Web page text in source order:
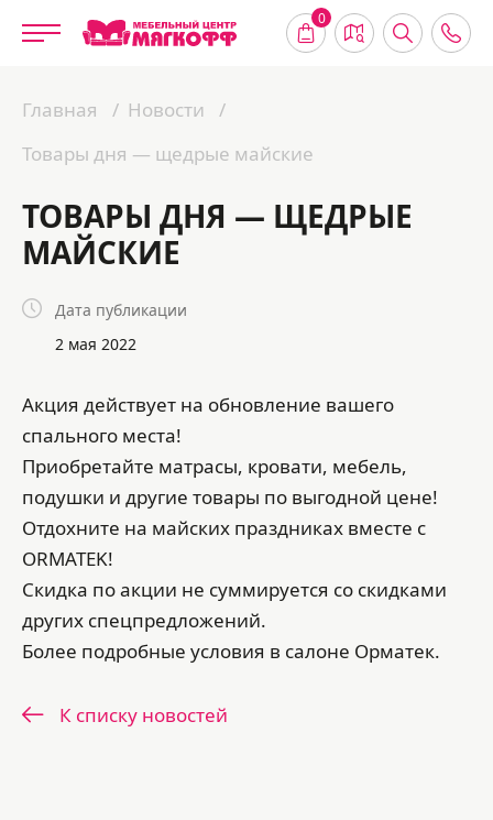
0
Главная
Новости
Товары дня — щедрые майские
ТОВАРЫ ДНЯ — ЩЕДРЫЕ
МАЙСКИЕ
Дата публикации
2 мая 2022
Акция действует на обновление вашего
спального места!
Приобретайте матрасы, кровати, мебель,
подушки и другие товары по выгодной цене!
Отдохните на майских праздниках вместе с
ORMATEK!
Скидка по акции не суммируется со скидками
других спецпредложений.
Более подробные условия в салоне Орматек.
К списку новостей